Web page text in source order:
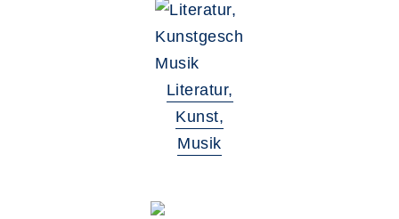
Literatur,
Kunst,
Musik